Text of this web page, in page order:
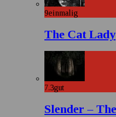
9einmalig
The Cat Lady
7.3gut
Slender –